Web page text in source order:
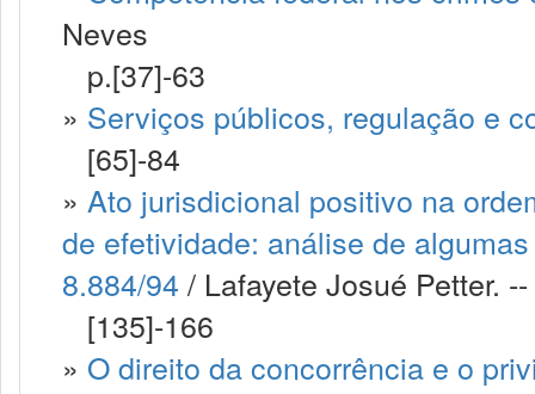
Neves
p.[37]-63
» Serviços públicos, regulação e
[65]-84
» Ato jurisdicional positivo na
de efetividade: análise de
8.884/94 / Lafayete Josué Petter. --
[135]-166
» O direito da concorrência e o